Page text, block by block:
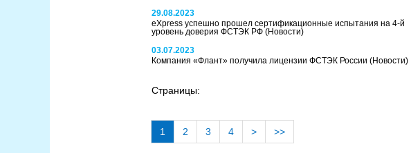
29.08.2023
eXpress успешно прошел сертификационные испытания на 4-й
уровень доверия ФСТЭК РФ (Новости)
03.07.2023
Компания «Флант» получила лицензии ФСТЭК России (Новости)
Страницы:
1 2 3 4 > >>